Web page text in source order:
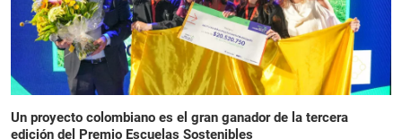
Un proyecto colombiano es el gran ganador de la tercera
edición del Premio Escuelas Sostenibles